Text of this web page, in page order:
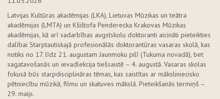
Latvijas Kultūras akadēmijas (LKA), Lietuvas Mūzikas un teātra
akadēmijas (LMTA) un Kšištofa Penderecka Krakovas Mūzikas
akadēmijas, kā arī sadarbības augstskolu doktoranti aicināti pieteikties
dalībai Starptautiskajā profesionālās doktorantūras vasaras skolā, kas
notiks no 17. līdz 21. augustam Jaunmoku pilī (Tukuma novadā), bet
sagatavošanās un ievadlekcija tiešsaistē – 4. augustā. Vasaras skolas
fokusā būs starpdisciplināras tēmas, kas saistītas ar māksliniecisko
pētniecību mūzikā, filmu un skatuves mākslā. Pieteikšanās termiņš –
29. maijs.